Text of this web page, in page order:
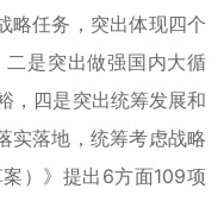
略任务，突出体现四个
是突出做强国内大循
，四是突出统筹发展和
实落地，统筹考虑战略
）》提出6方面109项